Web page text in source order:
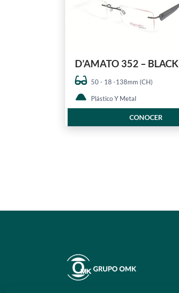
D’AMATO 352 – BLACK
50 - 18 -138mm (CH)
Plástico Y Metal
CONOCER